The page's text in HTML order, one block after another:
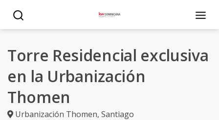
Torre Residencial exclusiva
en la Urbanización
Thomen
Urbanización Thomen, Santiago